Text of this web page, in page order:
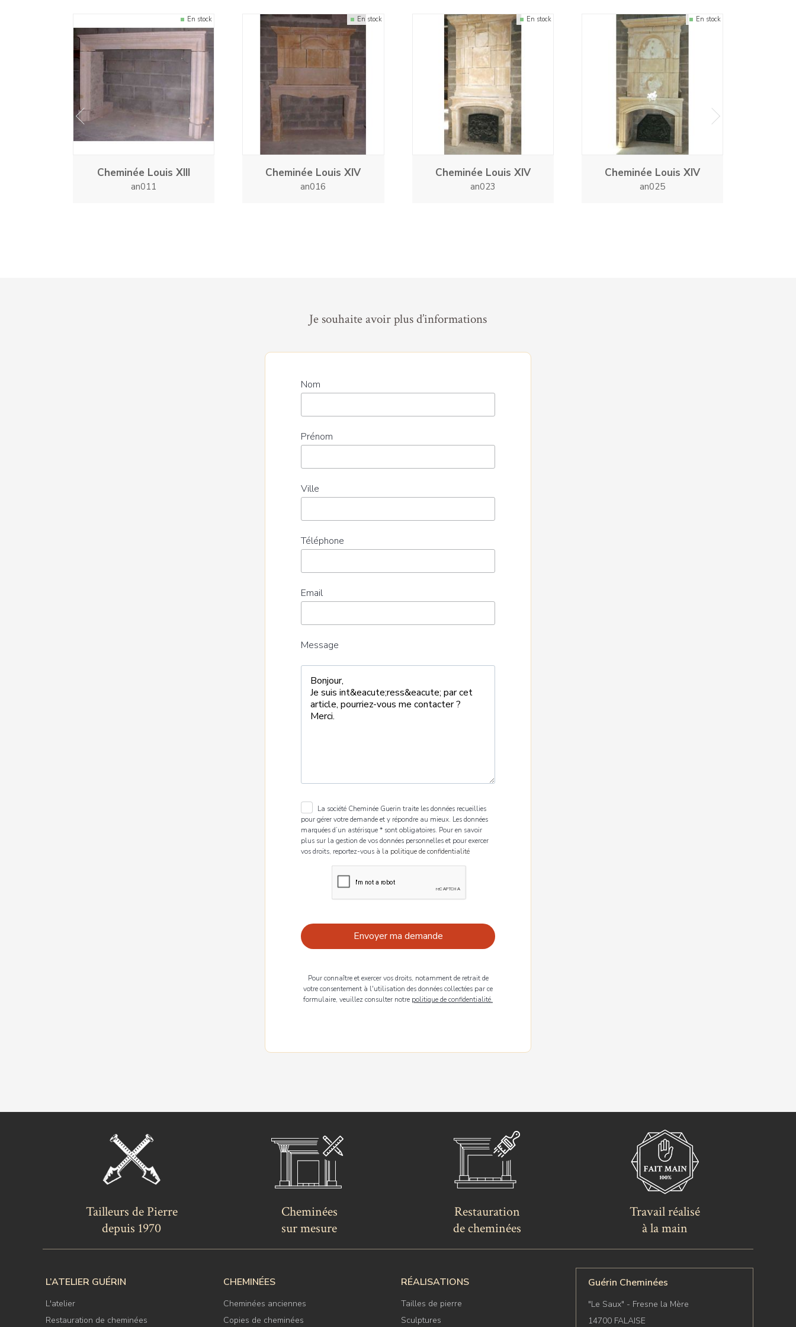
Cheminée Louis XIII
an011
En stock
Cheminée Louis XIV
an016
En stock
Cheminée Louis XIV
an023
En stock
Cheminée Louis XIV
an025
En stock
prev next
Je souhaite avoir plus d’informations
Nom
Prénom
Ville
Téléphone
Email
Message
La société Cheminée Guerin traite les données recueillies
pour gérer votre demande et y répondre au mieux. Les données
marquées d’un astérisque * sont obligatoires. Pour en savoir
plus sur la gestion de vos données personnelles et pour exercer
vos droits, reportez-vous à la politique de confidentialité
Pour connaître et exercer vos droits, notamment de retrait de
votre consentement à l'utilisation des données collectées par ce
formulaire, veuillez consulter notre politique de confidentialité.
Tailleurs de Pierre
depuis 1970
Cheminées
sur mesure
Restauration
de cheminées
Travail réalisé
à la main
L’ATELIER GUÉRIN
L'atelier
Restauration de cheminées
CHEMINÉES
Cheminées anciennes
Copies de cheminées
RÉALISATIONS
Tailles de pierre
Sculptures
Guérin Cheminées
"Le Saux" - Fresne la Mère
14700 FALAISE